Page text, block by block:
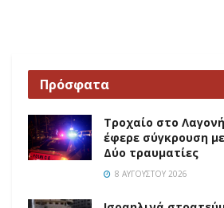
Πρόσφατα
Τροχαίο στο
έφερε σύγκρουση
Δύο τραυματίες
8 ΑΥΓΟΎΣΤΟΥ 2026